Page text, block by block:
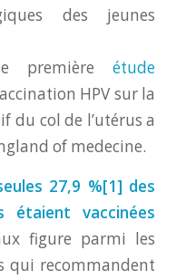
des jeunes
premièreétude
HPV sur la
du col de l’utérus a
of medecine.
27,9 %[1] des
vaccinées
figure parmi les
qui recommandent